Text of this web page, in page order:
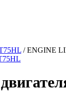
/ENGINE